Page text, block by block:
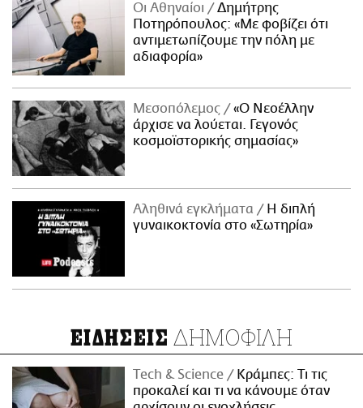
Οι Αθηναίοι
Δημήτρης
Ποτηρόπουλος: «Με φοβίζει ότι
αντιμετωπίζουμε την πόλη με
αδιαφορία»
Μεσοπόλεμος
«Ο Νεοέλλην
άρχισε να λούεται. Γεγονός
κοσμοϊστορικής σημασίας»
Αληθινά εγκλήματα
Η διπλή
γυναικοκτονία στο «Σωτηρία»
ΕΙΔΗΣΕΙΣ ΔΗΜΟΦΙΛΗ
Τech & Science
Κράμπες: Τι τις
προκαλεί και τι να κάνουμε όταν